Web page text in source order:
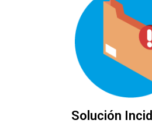
Solución